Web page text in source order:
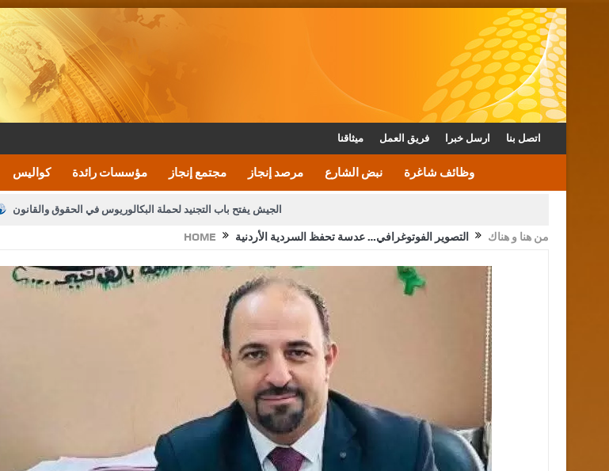
ميثاقنا فريق العمل ارسل خبرا اتصل بنا
كواليس مؤسسات رائدة مجتمع إنجاز مرصد إنجاز نبض الشارع وظائف شاغرة
الجيش يفتح باب التجنيد لحملة البكالوريوس في الحقوق والقانون
الأمن يتلف 16 مليون حبة كبتاجون و1480 كغم مواد مخدرة
القاضي يلتقي رؤساء تحرير الصحف اليومية ويؤكد حرص مجلس النواب على شراكة فاعلة مع
دعوة الملك يلتقي مجموعة من رفاق السلاح الملك يتلقى اتصالا هاتفيا من العاهل البحريني
HOME من هنا و هناك التصوير الفوتوغرافي… عدسة تحفظ السردية الأردنية